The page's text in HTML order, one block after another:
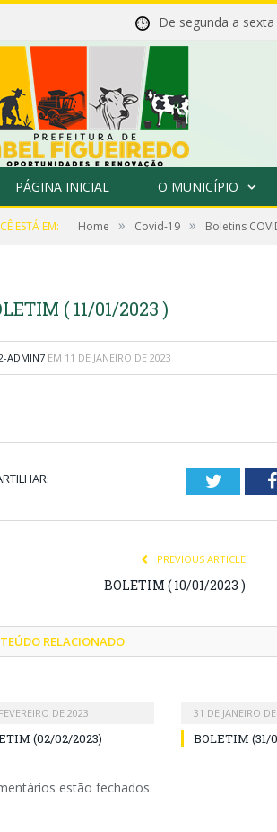
De segunda a
PÁGINA INICIAL O MUNICÍPIO
ESTÁ EM: Home » Covid-19 » Boletins
( 11/01/2023 )
ADMIN7 EM 11 DE JANEIRO DE 2023
Twitter
PREVIOUS ARTICLE
BOLETIM ( 10/01/2023 )
RELACIONADO
DE 2023
(02/02/2023)
31 DE JANEIRO
BOLETIM (31/
estão fechados.